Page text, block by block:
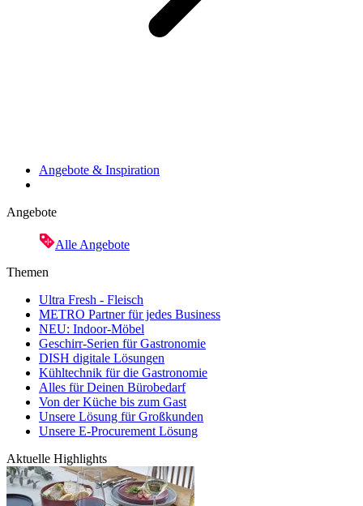
Angebote & Inspiration
Angebote
Alle Angebote
Themen
Ultra Fresh - Fleisch
METRO Partner für jedes Business
NEU: Indoor-Möbel
Geschirr-Serien für Gastronomie
DISH digitale Lösungen
Kühltechnik für die Gastronomie
Alles für Deinen Bürobedarf
Von der Küche bis zum Gast
Unsere Lösung für Großkunden
Unsere E-Procurement Lösung
Aktuelle Highlights